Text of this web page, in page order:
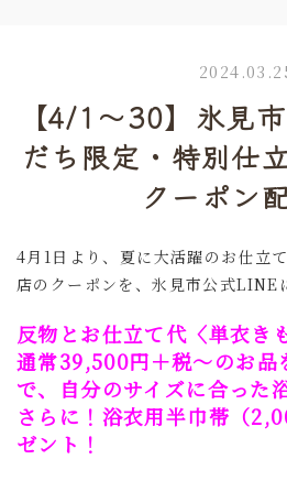
【4/1〜30】氷見
だち限定・特別仕
クーポン
4月1日より、夏に大活躍のお仕立
店のクーポンを、氷見市公式LINE
反物とお仕立て代〈単衣き
通常39,500円＋税〜のお
で、自分のサイズに合った
さらに！浴衣用半巾帯（
ゼント！